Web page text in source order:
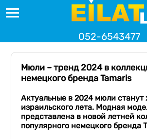
052-6543477
Мюли – тренд 2024 в
немецкого бренда Tamaris
Актуальные в 2024 мюли станут
израильского лета. Модная
представлена в новой летней
популярного немецкого бренда